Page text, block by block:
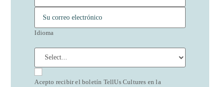
Idioma
Acepto recibir el boletín TellUs Cultures en la